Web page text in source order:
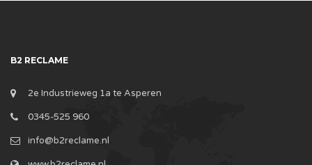
B2 RECLAME
2e Industrieweg 1a te Asperen
0345-525 960
info@b2reclame.nl